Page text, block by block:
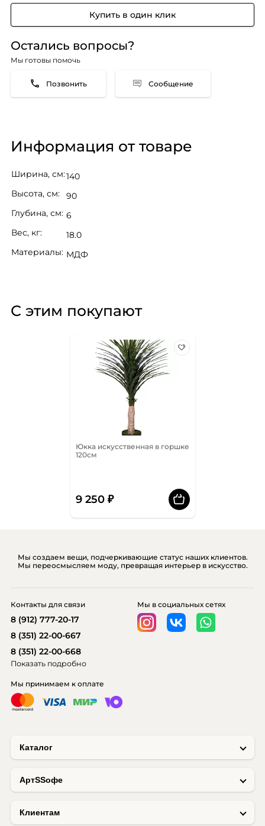
Купить в один клик
Остались вопросы?
Мы готовы помочь
Сообщение
Информация от товаре
Ширина, см:140
Высота, cм:
90
Глубина, см: 6
Вес, кг:
18.0
Материалы: МДФ
С этим покупают
Юкка искусственная в горшке
120см
9 250 ₽
Мы создаем вещи, подчеркивающие статус наших клиентов.
Мы переосмысляем моду, превращая интерьер в искусство.
Каталог
AртSSофе
Клиентам
Мы принимаем к оплате
Мы в социальных сетях
Контакты для связи
8 (912) 777-20-17
8 (351) 22-00-667
8 (351) 22-00-668
Показать подробно